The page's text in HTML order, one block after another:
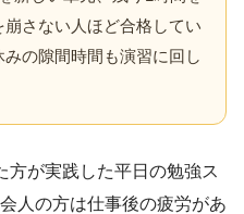
さない人ほど合格してい
みの隙間時間も演習に回し
方が実践した平日の勉強ス
人の方は仕事後の疲労があ